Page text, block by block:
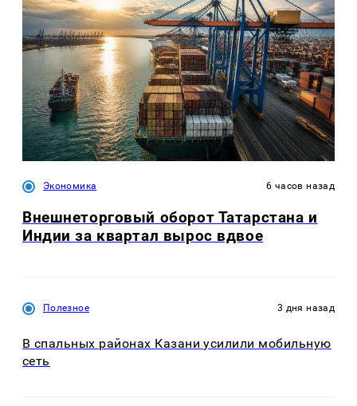
Экономика 6 часов назад
Внешнеторговый оборот Татарстана и
Индии за квартал вырос вдвое
Полезное 3 дня назад
В спальных районах Казани усилили мобильную
сеть